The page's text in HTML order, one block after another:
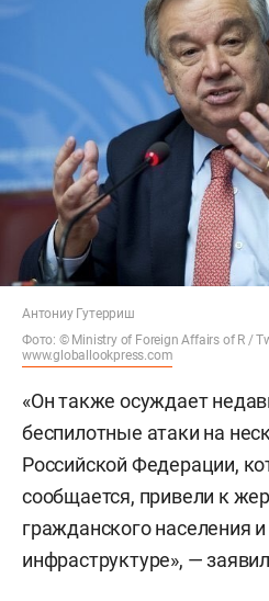
Антониу Гутерриш
Фото: © Ministry of Foreign Affairs of R /
www.globallookpress.com
«Он также осуждает
беспилотные атаки на
Российской Федерации,
сообщается, привели к
гражданского населения
инфраструктуре», —